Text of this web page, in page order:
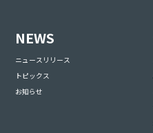
NEWS
ニュースリリース
トピックス
お知らせ